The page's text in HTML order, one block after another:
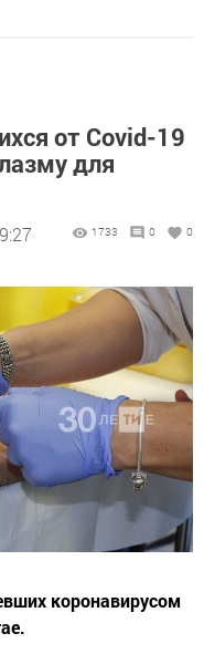
от Covid-19
для
1733 0 0
коронавирусом